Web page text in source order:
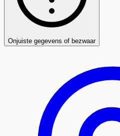
Onjuiste gegevens of bezwaar